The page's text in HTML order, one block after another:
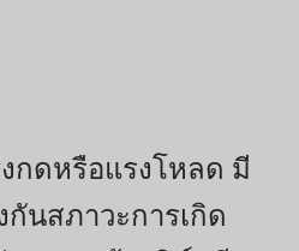
กดหรือแรงโหลด มี
นสภาวะการเกิด